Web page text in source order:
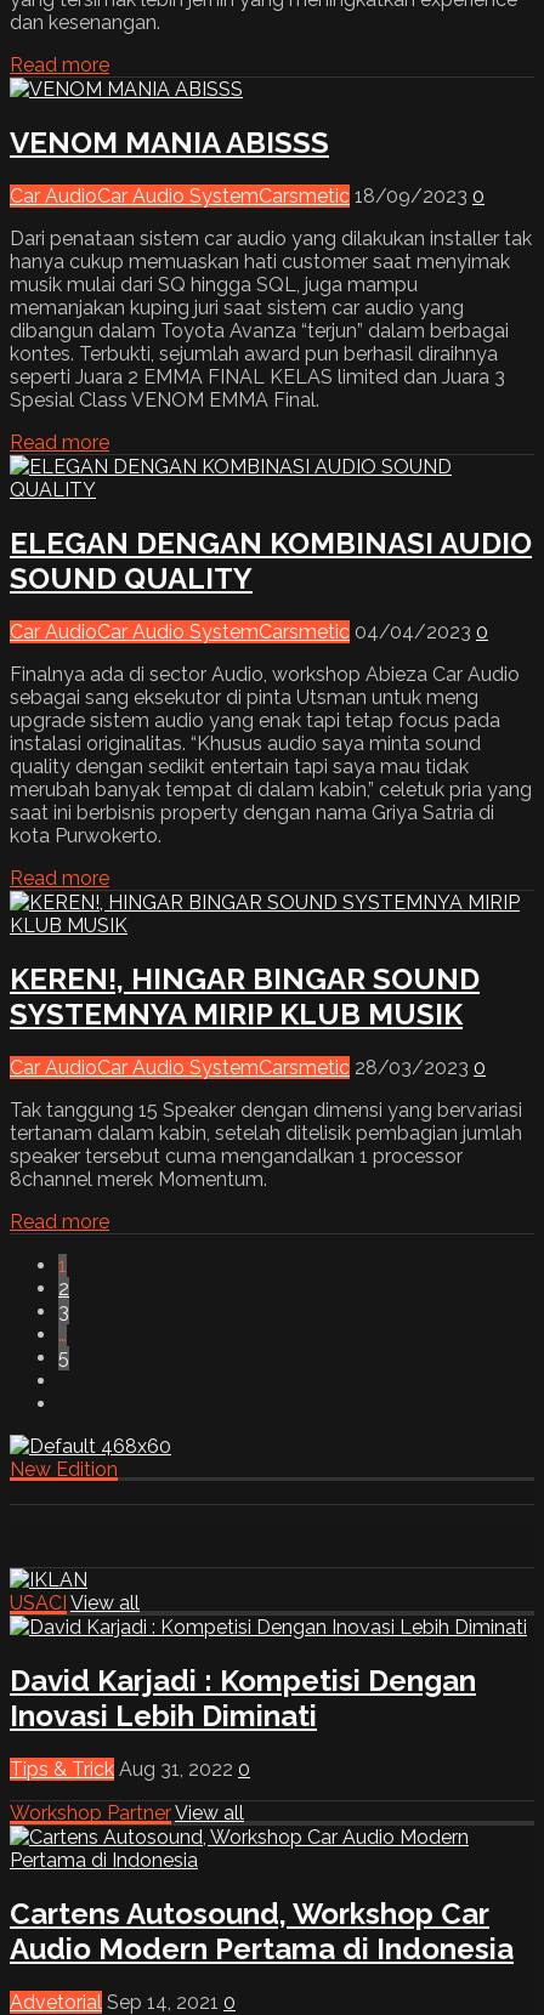
dan kesenangan.
Read more
VENOM MANIA ABISSS
Car AudioCar Audio SystemCarsmetic 18/09/2023 0
Dari penataan sistem car audio yang dilakukan installer tak
hanya cukup memuaskan hati customer saat menyimak
musik mulai dari SQ hingga SQL, juga mampu
memanjakan kuping juri saat sistem car audio yang
dibangun dalam Toyota Avanza “terjun” dalam berbagai
kontes. Terbukti, sejumlah award pun berhasil diraihnya
seperti Juara 2 EMMA FINAL KELAS limited dan Juara 3
Spesial Class VENOM EMMA Final.
Read more
ELEGAN DENGAN KOMBINASI AUDIO
SOUND QUALITY
Car AudioCar Audio SystemCarsmetic 04/04/2023 0
Finalnya ada di sector Audio, workshop Abieza Car Audio
sebagai sang eksekutor di pinta Utsman untuk meng
upgrade sistem audio yang enak tapi tetap focus pada
instalasi originalitas. “Khusus audio saya minta sound
quality dengan sedikit entertain tapi saya mau tidak
merubah banyak tempat di dalam kabin,” celetuk pria yang
saat ini berbisnis property dengan nama Griya Satria di
kota Purwokerto.
Read more
KEREN!, HINGAR BINGAR SOUND
SYSTEMNYA MIRIP KLUB MUSIK
Car AudioCar Audio SystemCarsmetic 28/03/2023 0
Tak tanggung 15 Speaker dengan dimensi yang bervariasi
tertanam dalam kabin, setelah ditelisik pembagian jumlah
speaker tersebut cuma mengandalkan 1 processor
8channel merek Momentum.
Read more
1
2
3
…
5
New Edition
USACI View all
David Karjadi : Kompetisi Dengan
Inovasi Lebih Diminati
Tips & Trick Aug 31, 2022 0
Workshop PartnerView all
Cartens Autosound, Workshop Car
Audio Modern Pertama di Indonesia
Advetorial Sep 14, 2021 0